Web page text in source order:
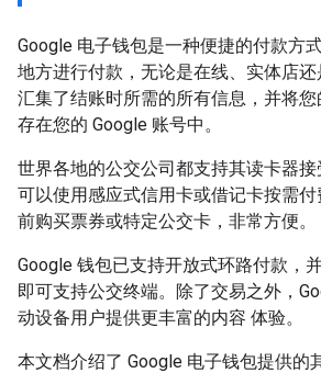
Google 电子钱包是一种便捷的付款方
地方进行付款，无论是在线、实体店
汇集了结账时所需的所有信息，并将
存在您的 Google 账号中。
世界各地的公交公司都支持其读卡器
可以使用感应式信用卡或借记卡按需
前购买票券或特定公交卡，非常方便。
Google 钱包已支持开放式环路付款，
即可支持公交终端。除了交易之外，
动设备用户提供更丰富的内容 体验。
本文档介绍了 Google 电子钱包提供的